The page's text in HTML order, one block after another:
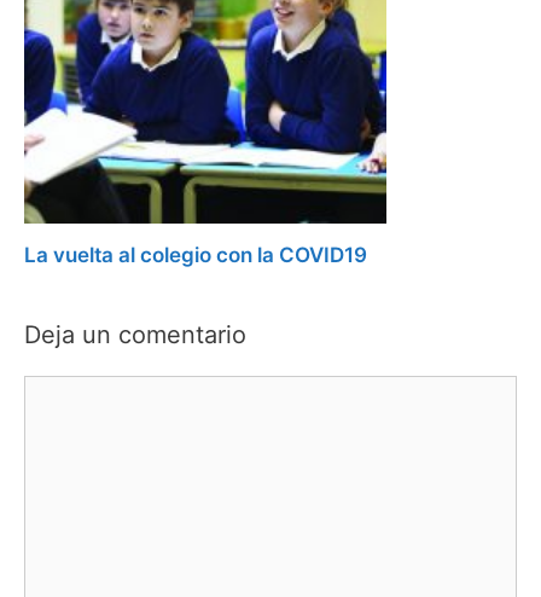
La vuelta al colegio con la COVID19
Deja un comentario